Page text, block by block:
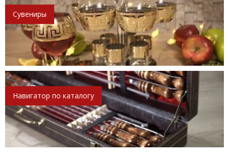
Сувениры
Навигатор по каталогу